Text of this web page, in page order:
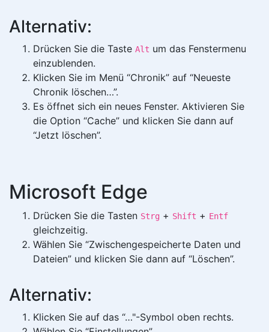
Alternativ:
Drücken Sie die Taste Alt um das Fenstermenu
einzublenden.
Klicken Sie im Menü “Chronik” auf “Neueste
Chronik löschen…”.
Es öffnet sich ein neues Fenster. Aktivieren Sie
die Option “Cache” und klicken Sie dann auf
“Jetzt löschen”.
Microsoft Edge
Drücken Sie die Tasten Strg + Shift + Entf
gleichzeitig.
Wählen Sie “Zwischengespeicherte Daten und
Dateien” und klicken Sie dann auf “Löschen”.
Alternativ:
Klicken Sie auf das “…"-Symbol oben rechts.